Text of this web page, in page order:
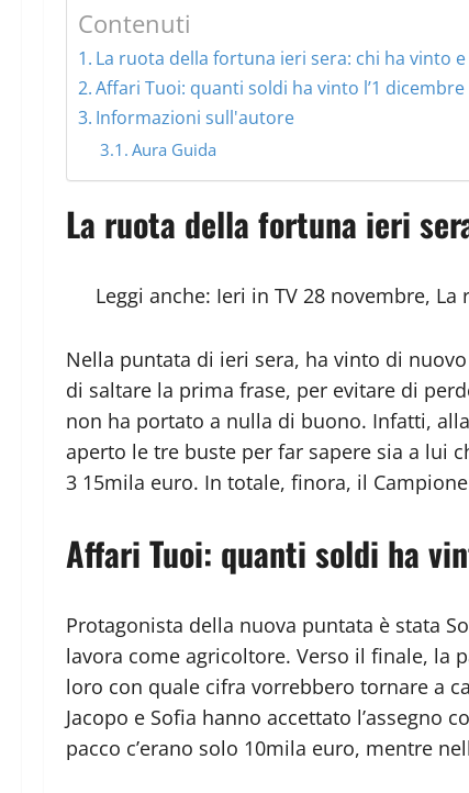
Contenuti
La ruota della fortuna ieri sera: chi ha vinto
Affari Tuoi: quanti soldi ha vinto l’1 dicembre
Informazioni sull'autore
Aura Guida
La ruota della fortuna ieri
Leggi anche: Ieri in TV 28 novembre,
Nella puntata di ieri sera, ha vinto di
di saltare la prima frase, per evitare di
non ha portato a nulla di buono. Infatti,
aperto le tre buste per far sapere sia a lui
3 15mila euro. In totale, finora, il
Affari Tuoi: quanti soldi ha
Protagonista della nuova puntata è stata
lavora come agricoltore. Verso il finale, la
loro con quale cifra vorrebbero tornare a
Jacopo e Sofia hanno accettato
pacco c’erano solo 10mila euro, mentre